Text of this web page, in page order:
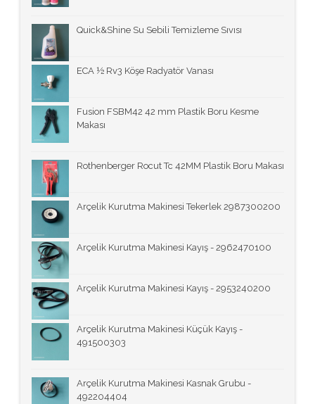
Quick&Shine Su Sebili Temizleme Sıvısı
ECA ½ Rv3 Köşe Radyatör Vanası
Fusion FSBM42 42 mm Plastik Boru Kesme
Makası
Rothenberger Rocut Tc 42MM Plastik Boru Makası
Arçelik Kurutma Makinesi Tekerlek 2987300200
Arçelik Kurutma Makinesi Kayış - 2962470100
Arçelik Kurutma Makinesi Kayış - 2953240200
Arçelik Kurutma Makinesi Küçük Kayış -
491500303
Arçelik Kurutma Makinesi Kasnak Grubu -
492204404